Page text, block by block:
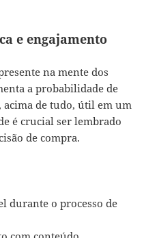
e engajamento
na mente dos
a probabilidade de
acima de tudo, útil em um
é crucial ser lembrado
de compra.
durante o processo de